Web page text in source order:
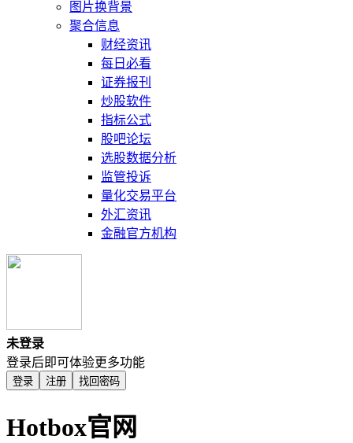
图片换背景
聚合信息
财经资讯
每日必看
证券报刊
炒股软件
指标公式
股吧论坛
选股数据分析
监管投诉
量化交易平台
外汇资讯
金融官方机构
未登录
登录后即可体验更多功能
登录 注册 找回密码
Hotbox官网